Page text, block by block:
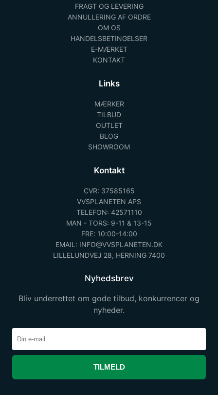
FRAGT OG LEVERING
ANNULLERING AF ORDRE
OM OS
HANDELSBETINGELSER
E-MÆRKET
KONTAKT
Links
MÆRKER
TILBUD
OUTLET
BLOG
SHOWROOM
Kontakt
CVR: 37585165
VVSPLANETEN APS
TELEFON: 42571110
MAN - TORS: 9-11 & 13-15
FRE: 10:00-14:00
EMAIL: INFO@VVSPLANETEN.DK
LILLELUNDVEJ 28, HERNING 7400
Nyhedsbrev
Bliv underrettet om gode tilbud, konkurrencer og
nyheder.
TILMELD